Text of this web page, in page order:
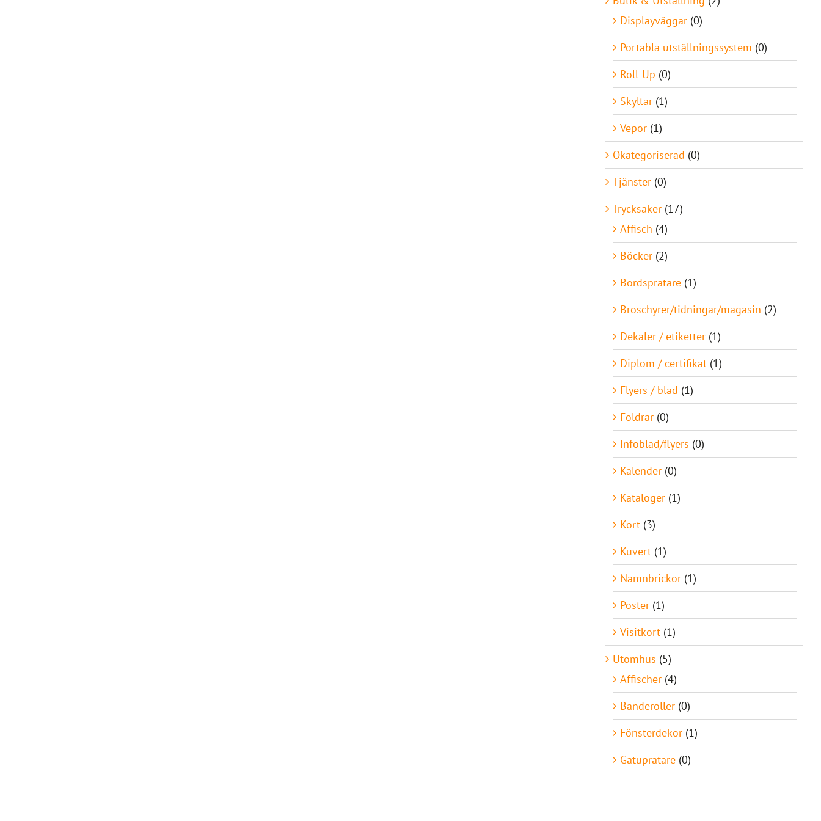
Displayväggar (0)
Portabla utställningssystem (0)
Roll-Up (0)
Skyltar (1)
Vepor (1)
Okategoriserad (0)
Tjänster (0)
Trycksaker (17)
Affisch (4)
Böcker (2)
Bordspratare (1)
Broschyrer/tidningar/magasin (2)
Dekaler / etiketter (1)
Diplom / certifikat (1)
Flyers / blad (1)
Foldrar (0)
Infoblad/flyers (0)
Kalender (0)
Kataloger (1)
Kort (3)
Kuvert (1)
Namnbrickor (1)
Poster (1)
Visitkort (1)
Utomhus (5)
Affischer (4)
Banderoller (0)
Fönsterdekor (1)
Gatupratare (0)